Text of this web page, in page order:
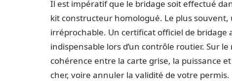
Il est impératif que le bridage soit effectué
kit constructeur homologué. Le plus
irréprochable. Un certificat officiel de
indispensable lors d’un contrôle routier. Sur
cohérence entre la carte grise, la puissance
cher, voire annuler la validité de votre permis.